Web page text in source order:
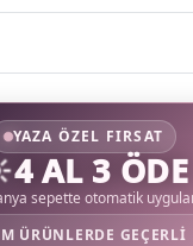
YAZA ÖZEL FIRSAT
4 AL 3 ÖDE
sepette otomatik
ÜRÜNLERDE GEÇERLİ